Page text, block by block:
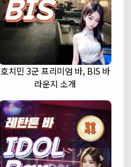
호치민 3군 프리미엄 바, BIS 바
라운지 소개